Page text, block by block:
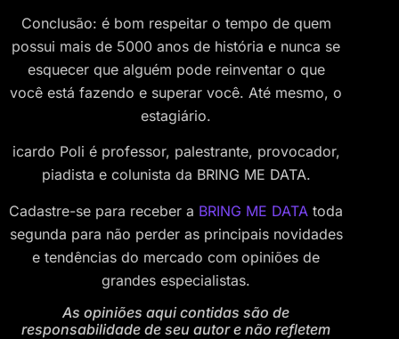
Conclusão: é bom respeitar o tempo de quem
possui mais de 5000 anos de história e nunca se
esquecer que alguém pode reinventar o que
você está fazendo e superar você. Até mesmo, o
estagiário.
icardo Poli é professor, palestrante, provocador,
piadista e colunista da BRING ME DATA.
Cadastre-se para receber a BRING ME DATA toda
segunda para não perder as principais novidades
e tendências do mercado com opiniões de
grandes especialistas.
As opiniões aqui contidas são de
responsabilidade de seu autor e não refletem